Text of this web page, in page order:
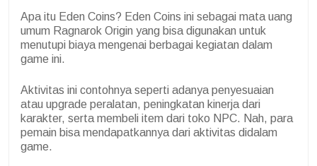
Apa itu Eden Coins? Eden Coins ini sebagai mata uang
umum Ragnarok Origin yang bisa digunakan untuk
menutupi biaya mengenai berbagai kegiatan dalam
game ini.
Aktivitas ini contohnya seperti adanya penyesuaian
atau upgrade peralatan, peningkatan kinerja dari
karakter, serta membeli item dari toko NPC. Nah, para
pemain bisa mendapatkannya dari aktivitas didalam
game.